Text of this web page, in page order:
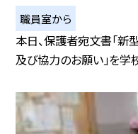
職員室から
本日、保護者宛文書「
及び協力のお願い」を学